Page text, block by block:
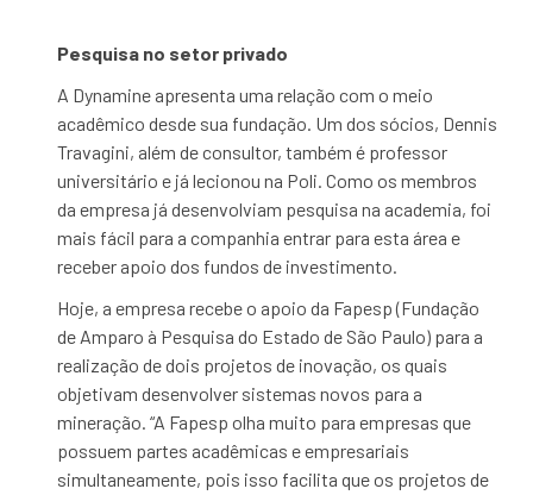
Pesquisa no setor privado
A Dynamine apresenta uma relação com o meio
acadêmico desde sua fundação. Um dos sócios, Dennis
Travagini, além de consultor, também é professor
universitário e já lecionou na Poli. Como os membros
da empresa já desenvolviam pesquisa na academia, foi
mais fácil para a companhia entrar para esta área e
receber apoio dos fundos de investimento.
Hoje, a empresa recebe o apoio da Fapesp (Fundação
de Amparo à Pesquisa do Estado de São Paulo) para a
realização de dois projetos de inovação, os quais
objetivam desenvolver sistemas novos para a
mineração. “A Fapesp olha muito para empresas que
possuem partes acadêmicas e empresariais
simultaneamente, pois isso facilita que os projetos de